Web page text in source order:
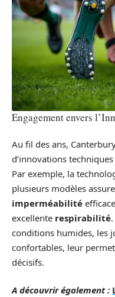
Engagement envers
Au fil des ans,
d’innovations
Par exemple, la
plusieurs modèles
imperméabilité
excellente respirabilité
conditions humides, les
confortables, leur
décisifs.
A découvrir également :